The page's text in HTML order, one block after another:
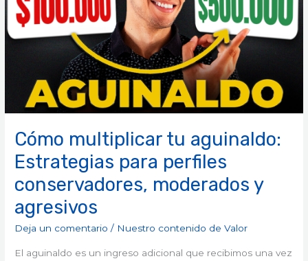
Cómo multiplicar tu aguinaldo:
Estrategias para perfiles
conservadores, moderados y
agresivos
Deja un comentario / Nuestro contenido de Valor
El aguinaldo es un ingreso adicional que recibimos una vez
aguinaldo:
Estrategias
para
perfiles
conservadores,
moderados